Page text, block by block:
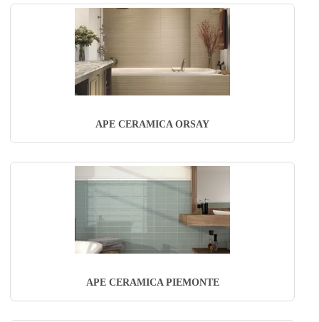
APE CERAMICA ORSAY
APE CERAMICA PIEMONTE